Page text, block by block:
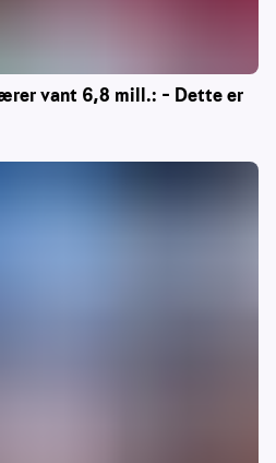
vant 6,8 mill.: – Dette er